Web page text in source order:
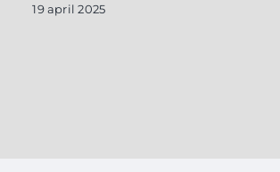
19 april 2025